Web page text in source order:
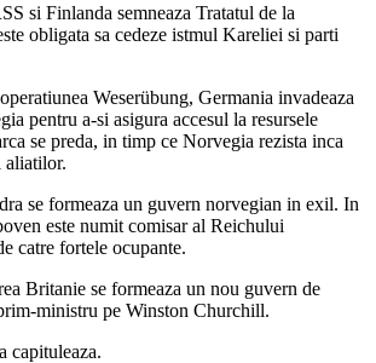
si Finlanda semneaza Tratatul de la
obligata sa cedeze istmul Kareliei si parti
Weserübung, Germania invadeaza
pentru a-si asigura accesul la resursele
se preda, in timp ce Norvegia rezista inca
aliatilor.
se formeaza un guvern norvegian in exil. In
este numit comisar al Reichului
catre fortele ocupante.
Britanie se formeaza un nou guvern de
ministru pe Winston Churchill.
capituleaza.